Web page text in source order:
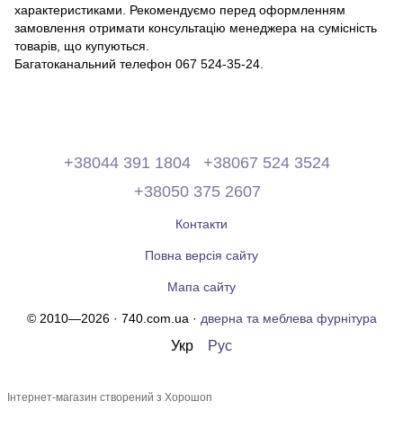
характеристиками. Рекомендуємо перед оформленням
замовлення отримати консультацію менеджера на сумісність
товарів, що купуються.
Багатоканальний телефон 067 524-35-24.
+38044 391 1804
+38067 524 3524
+38050 375 2607
Контакти
Повна версія сайту
Мапа сайту
© 2010—2026 · 740.com.ua · дверна та меблева фурнітура
Укр Рус
Інтернет-магазин створений з Хорошоп